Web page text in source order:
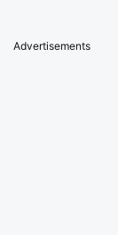
Advertisements